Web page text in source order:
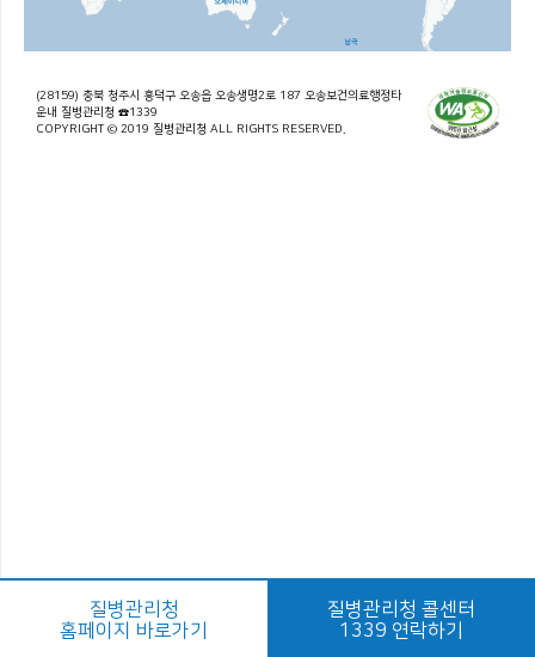
(28159) 충북 청주시 흥덕구 오송읍 오송생명2로 187 오송보건의료행정타
운내 질병관리청 ☎1339
COPYRIGHT © 2019 질병관리청 ALL RIGHTS RESERVED.
질병관리청
홈페이지 바로가기
질병관리청 콜센터
1339 연락하기